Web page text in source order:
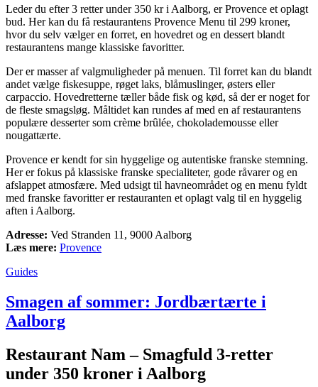
Leder du efter3 retter under 350 kr i Aalborg, er Provence et oplagt
bud. Her kan du få restaurantens Provence Menu til 299 kroner,
hvor du selv vælger en forret, en hovedret og en dessert blandt
restaurantens mange klassiske favoritter.
Der er masser af valgmuligheder på menuen. Til forret kan du blandt
andet vælge fiskesuppe, røget laks, blåmuslinger, østers eller
carpaccio. Hovedretterne tæller både fisk og kød, så der er noget for
de fleste smagsløg. Måltidet kan rundes af med en af restaurantens
populære desserter som crème brûlée, chokolademousse eller
nougattærte.
Provence er kendt for sin hyggelige og autentiske franske stemning.
Her er fokus på klassiske franske specialiteter, gode råvarer og en
afslappet atmosfære. Med udsigt til havneområdet og en menu fyldt
med franske favoritter er restauranten et oplagt valg til en hyggelig
aften i Aalborg.
Adresse: Ved Stranden 11, 9000 Aalborg
Læs mere: Provence
Guides
Smagen af sommer: Jordbærtærte i
Aalborg
Restaurant Nam – Smagfuld 3-retter
under 350 kroner i Aalborg